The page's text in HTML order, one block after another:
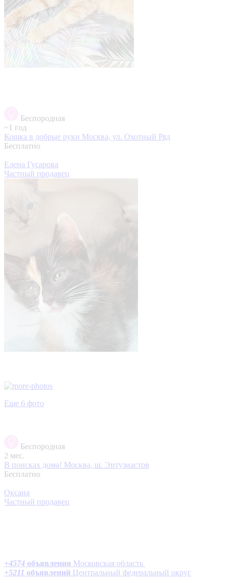
Беспородная
~1 год
Кошка в добрые руки Москва, ул. Охотный Ряд
Бесплатно
Елена Гусарова
Частный продавец
Еще 6 фото
Беспородная
2 мес.
В поисках дома! Москва, ш. Энтузиастов
Бесплатно
Оксана
Частный продавец
+4574 объявления Московская область
+5211 объявлений Центральный федеральный округ